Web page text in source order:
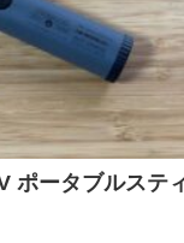
ポータブルステ